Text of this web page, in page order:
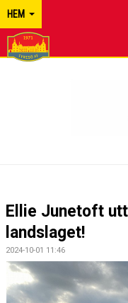
HEM
Ellie Junetoft
landslaget!
2024-10-01 11:46